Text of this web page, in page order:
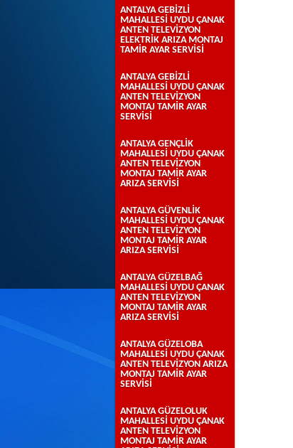
ANTALYA GEBİZLİ
MAHALLESİ UYDU ÇANAK
ANTEN TELEVİZYON
ELEKTRİK ARIZA MONTAJ
TAMİR AYAR SERVİSİ
ANTALYA GEBİZLİ
MAHALLESİ UYDU ÇANAK
ANTEN TELEVİZYON
MONTAJ TAMİR AYAR
SERVİSİ
ANTALYA GENÇLİK
MAHALLESİ UYDU ÇANAK
ANTEN TELEVİZYON
MONTAJ TAMİR AYAR
ARIZA SERVİSİ
ANTALYA GÜVENLİK
MAHALLESİ UYDU ÇANAK
ANTEN TELEVİZYON
MONTAJ TAMİR AYAR
ARIZA SERVİSİ
ANTALYA GÜZELBAĞ
MAHALLESİ UYDU ÇANAK
ANTEN TELEVİZYON
MONTAJ TAMİR AYAR
ARIZA SERVİSİ
ANTALYA GÜZELOBA
MAHALLESİ UYDU ÇANAK
ANTEN TELEVİZYON ARIZA
MONTAJ TAMİR AYAR
SERVİSİ
ANTALYA GÜZELOLUK
MAHALLESİ UYDU ÇANAK
ANTEN TELEVİZYON
MONTAJ TAMİR AYAR